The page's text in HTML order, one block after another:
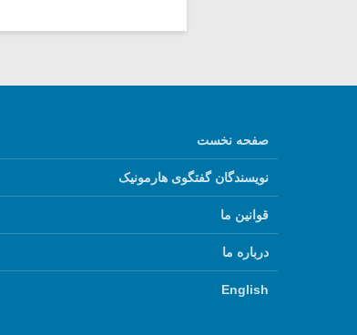
صفحه نخست
نویسندگان گفتگوی هارمونیک
قوانین ما
درباره ما
English